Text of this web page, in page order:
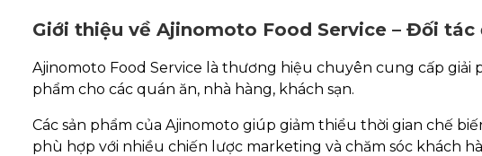
Giới thiệu về Ajinomoto Food Service – Đối
Ajinomoto Food Service là thương hiệu chuyên cung cấp
phẩm cho các quán ăn, nhà hàng, khách sạn.
Các sản phẩm của Ajinomoto giúp giảm thiểu thời gian chế
phù hợp với nhiều chiến lược marketing và chăm sóc khách